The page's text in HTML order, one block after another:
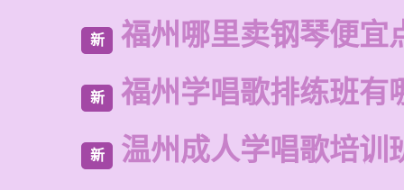
新 福州哪里卖钢琴便宜
新 福州学唱歌排练班有
新 温州成人学唱歌培训